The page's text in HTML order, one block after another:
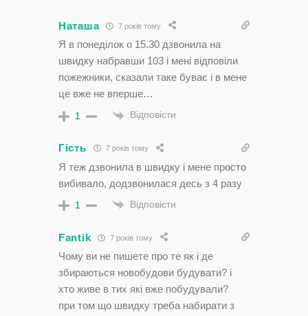
Наташа 7 років тому
Я в понеділок о 15.30 дзвонила на
швидку набравши 103 і мені відповіли
пожежники, сказали таке буває і в мене
це вже не вперше…
1 Відповісти
Гість 7 років тому
Я теж дзвонила в швидку і мене просто
вибивало, додзвонилася десь з 4 разу
1 Відповісти
Fantik 7 років тому
Чому ви не пишете про те як і де
збираються новобудови будувати? і
хто живе в тих які вже побудували?
при том що швидку треба набирати з